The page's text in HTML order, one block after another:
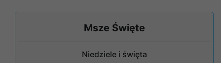
Msze Święte
Niedziele i święta